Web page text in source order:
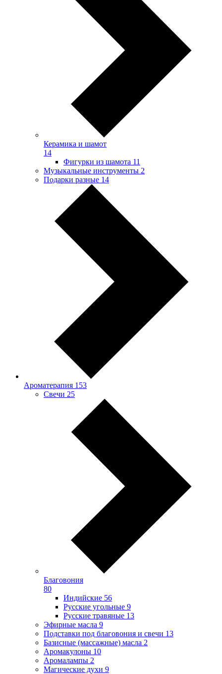
Керамика и шамот
14
Фигурки из шамота 11
Музыкальные инструменты 2
Подарки разные 14
Ароматерапия 153
Свечи 25
Благовония
80
Индийские 56
Русские угольные 9
Русские травяные 13
Эфирные масла 9
Подставки под благовония и свечи 13
Базисные (массажные) масла 2
Аромакулоны 10
Аромалампы 2
Магические духи 9